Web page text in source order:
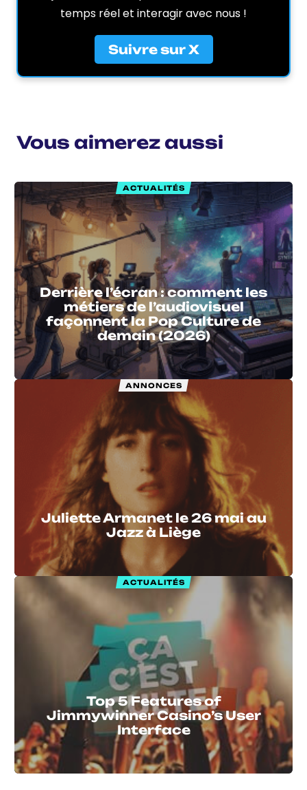
temps réel et interagir avec nous !
Suivre sur X
Vous aimerez aussi
ACTUALITÉS
Derrière l’écran : comment les
métiers de l’audiovisuel
façonnent la Pop Culture de
demain (2026)
ANNONCES
Juliette Armanet le 26 mai au
Jazz à Liège
ACTUALITÉS
Top 5 Features of
Jimmywinner Casino’s User
Interface